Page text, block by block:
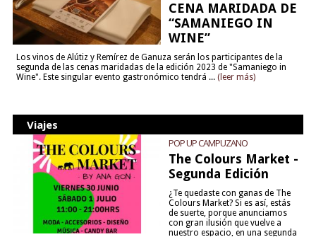
CENA MARIDADA DE
“SAMANIEGO IN
WINE”
Los vinos de Alútiz y Remírez de Ganuza serán los participantes de la
segunda de las cenas maridadas de la edición 2023 de "Samaniego in
Wine". Este singular evento gastronómico tendrá ... (leer más)
Viajes
POP UP CAMPUZANO
The Colours Market -
Segunda Edición
¿Te quedaste con ganas de The
Colours Market? Si es así, estás
de suerte, porque anunciamos
con gran ilusión que vuelve a
nuestro espacio, en una segunda